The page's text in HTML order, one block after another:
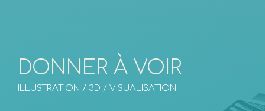
DONNER À VOIR
ILLUSTRATION / 3D / VISUALISATION